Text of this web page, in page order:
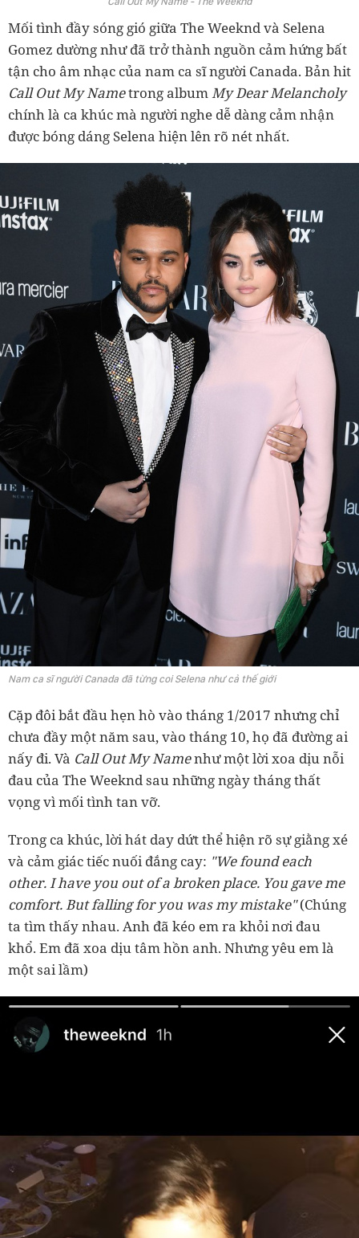
Mối tình đầy sóng gió giữa The Weeknd và Selena
Gomez dường như đã trở thành nguồn cảm hứng bất
tận cho âm nhạc của nam ca sĩ người Canada. Bản hit
Call Out My Nametrong albumMy Dear Melancholy
chính là ca khúc mà người nghe dễ dàng cảm nhận
được bóng dáng Selena hiện lên rõ nét nhất.
Nam ca sĩ người Canada đã từng coi Selena như cả thế giới
Cặp đôi bắt đầu hẹn hò vào tháng 1/2017 nhưng chỉ
chưa đầy một năm sau, vào tháng 10, họ đã đường ai
nấy đi. Và Call Out My Namenhư một lời xoa dịu nỗi
đau của The Weeknd sau những ngày tháng thất
vọng vì mối tình tan vỡ.
Trong ca khúc, lời hát day dứt thể hiện rõ sự giằng xé
và cảm giác tiếc nuối đắng cay: "We found each
other. I have you out of a broken place. You gave me
comfort. But falling for you was my mistake"(Chúng
ta tìm thấy nhau. Anh đã kéo em ra khỏi nơi đau
khổ. Em đã xoa dịu tâm hồn anh. Nhưng yêu em là
một sai lầm)